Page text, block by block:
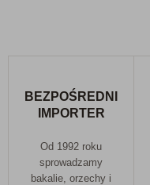
BEZPOŚREDNI
IMPORTER
Od 1992 roku
sprowadzamy
bakalie, orzechy i